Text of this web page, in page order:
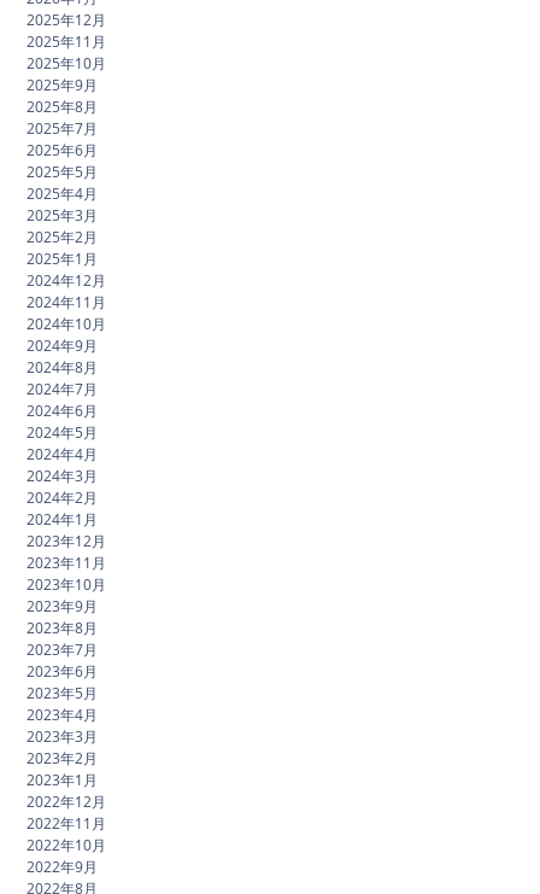
2025年12月
2025年11月
2025年10月
2025年9月
2025年8月
2025年7月
2025年6月
2025年5月
2025年4月
2025年3月
2025年2月
2025年1月
2024年12月
2024年11月
2024年10月
2024年9月
2024年8月
2024年7月
2024年6月
2024年5月
2024年4月
2024年3月
2024年2月
2024年1月
2023年12月
2023年11月
2023年10月
2023年9月
2023年8月
2023年7月
2023年6月
2023年5月
2023年4月
2023年3月
2023年2月
2023年1月
2022年12月
2022年11月
2022年10月
2022年9月
2022年8月